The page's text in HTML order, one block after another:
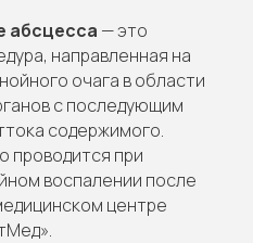
абсцесса — это
направленная на
очага в области
с последующим
содержимого.
проводится при
воспалении после
центре